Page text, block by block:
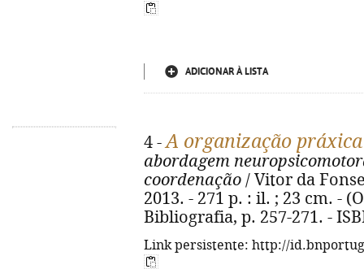
ADICIONAR À LISTA
4 -A organização
abordagem
coordenação / Vitor da
2013. - 271 p. : il. ; 23 cm. -
Bibliografia, p. 257-271. -
Link persistente: http://